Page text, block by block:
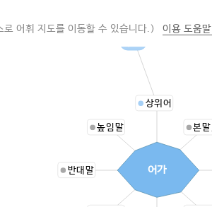
로 어휘 지도를 이동할 수 있습니다.) 이용 도움
상위어
본
반대말
높임말
어가